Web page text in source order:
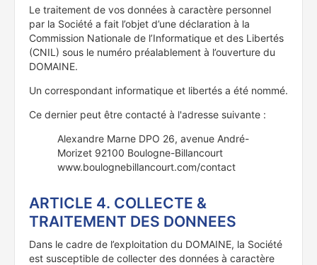
Le traitement de vos données à caractère personnel
par la Société a fait l’objet d’une déclaration à la
Commission Nationale de l’Informatique et des Libertés
(CNIL) sous le numéro préalablement à l’ouverture du
DOMAINE.
Un correspondant informatique et libertés a été nommé.
Ce dernier peut être contacté à l'adresse suivante :
Alexandre Marne DPO 26, avenue André-
Morizet 92100 Boulogne-Billancourt
www.boulognebillancourt.com/contact
ARTICLE 4. COLLECTE &
TRAITEMENT DES DONNEES
Dans le cadre de l’exploitation du DOMAINE, la Société
est susceptible de collecter des données à caractère